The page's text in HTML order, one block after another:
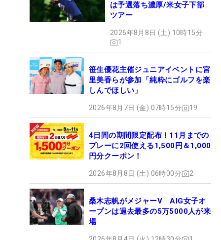
は予選落ち濃厚/米女子下部
ツアー
2026年8月8日 (土) 10時15分
1
笹生優花主催ジュニアイベントに宮
里美香らが参加「純粋にゴルフを楽
しんでほしい」
2026年8月7日 (金) 07時15分 19
4日間の期間限定配布！11月までの
プレーに2回使える1,500円＆1,000
円分クーポン！
2026年8月8日 (土) 06時00分 2
桑木志帆がメジャーV AIG女子オ
ープンは過去最多の5万5000人が来
場